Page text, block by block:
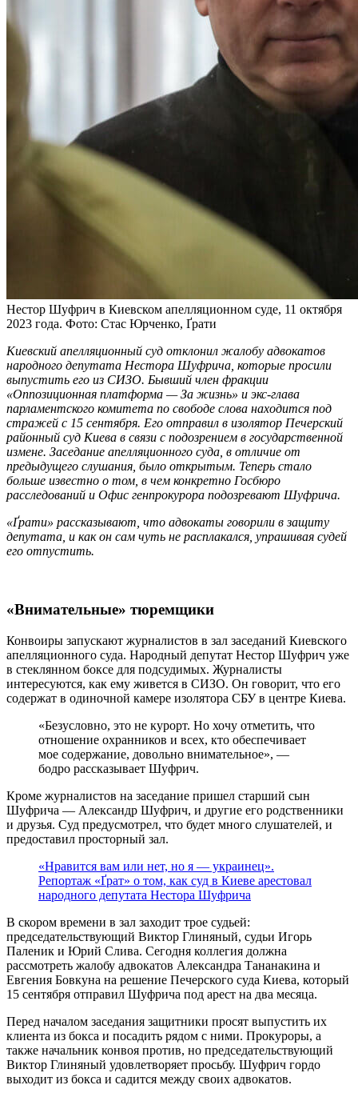
Нестор Шуфрич в Киевском апелляционном суде, 11 октября
2023 года. Фото: Стас Юрченко, Ґрати
Киевский апелляционный суд отклонил жалобу адвокатов
народного депутата Нестора Шуфрича, которые просили
выпустить его из СИЗО. Бывший член фракции
«Оппозиционная платформа — За жизнь» и экс-глава
парламентского комитета по свободе слова находится под
стражей с 15 сентября. Его отправил в изолятор Печерский
районный суд Киева в связи с подозрением в государственной
измене. Заседание апелляционного суда, в отличие от
предыдущего слушания, было открытым. Теперь стало
больше известно о том, в чем конкретно Госбюро
расследований и Офис генпрокурора подозревают Шуфрича.
«Ґрати» рассказывают, что адвокаты говорили в защиту
депутата, и как он сам чуть не расплакался, упрашивая судей
его отпустить.
«Внимательные» тюремщики
Конвоиры запускают журналистов в зал заседаний Киевского
апелляционного суда. Народный депутат Нестор Шуфрич уже
в стеклянном боксе для подсудимых. Журналисты
интересуются, как ему живется в СИЗО. Он говорит, что его
содержат в одиночной камере изолятора СБУ в центре Киева.
«Безусловно, это не курорт. Но хочу отметить, что
отношение охранников и всех, кто обеспечивает
мое содержание, довольно внимательное», —
бодро рассказывает Шуфрич.
Кроме журналистов на заседание пришел старший сын
Шуфрича — Александр Шуфрич, и другие его родственники
и друзья. Суд предусмотрел, что будет много слушателей, и
предоставил просторный зал.
«Нравится вам или нет, но я — украинец».
Репортаж «Ґрат» о том, как суд в Киеве арестовал
народного депутата Нестора Шуфрича
В скором времени в зал заходит трое судьей:
председательствующий Виктор Глиняный, судьи Игорь
Паленик и Юрий Слива. Сегодня коллегия должна
рассмотреть жалобу адвокатов Александра Тананакина и
Евгения Бовкуна на решение Печерского суда Киева, который
15 сентября отправил Шуфрича под арест на два месяца.
Перед началом заседания защитники просят выпустить их
клиента из бокса и посадить рядом с ними. Прокуроры, а
также начальник конвоя против, но председательствующий
Виктор Глиняный удовлетворяет просьбу. Шуфрич гордо
выходит из бокса и садится между своих адвокатов.